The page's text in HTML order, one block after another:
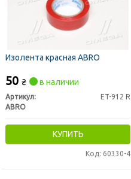
Изолента красная ABRO
50 ₴ в наличии
Артикул:
ET-912 R
ABRO
КУПИТЬ
Код: 60330-4